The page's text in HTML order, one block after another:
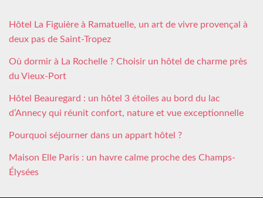
Hôtel La Figuière à Ramatuelle, un art de vivre provençal à
deux pas de Saint-Tropez
Où dormir à La Rochelle ? Choisir un hôtel de charme près
du Vieux-Port
Hôtel Beauregard : un hôtel 3 étoiles au bord du lac
d’Annecy qui réunit confort, nature et vue exceptionnelle
Pourquoi séjourner dans un appart hôtel ?
Maison Elle Paris : un havre calme proche des Champs-
Élysées